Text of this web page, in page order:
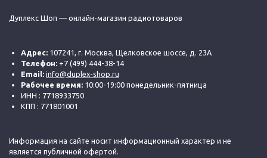
Дуплекс Шоп — онлайн-магазин радиотоваров
Адрес: 107241, г. Москва, Щелковское шоссе, д. 23А
Телефон: +7 (499) 444-38-14
Email: info@duplex-shop.ru
Рабочее время: 10:00-19:00 понедельник-пятница
ИНН : 7718933750
КПП : 771801001
Информация на сайте носит информационный характер и не
является публичной офертой.